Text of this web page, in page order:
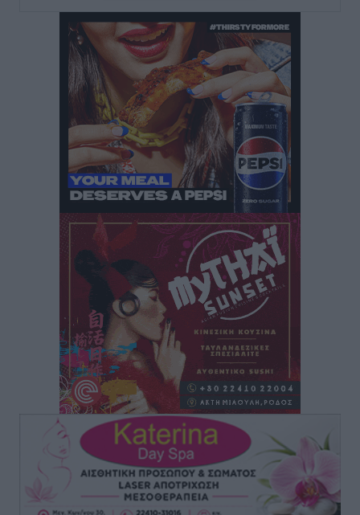
Δεύτερη πηγή εισοδήματος για τους επαγγελματίες
ψαράδες ο αλιευτικός τουρισμός
Ειδήσεις• πριν 2 ώρες
Ακαθάριστα οικόπεδα: Τι γίνεται όταν ο ιδιοκτήτης
δεν τα καθαρίσει – Πώς κινούνται δήμοι και ΠΣ,
ποιος πληρώνει τον λογαριασμό
Τοπικές Ειδήσεις• πριν 3 ώρες
Πού κινούνται οι κρατήσεις last minute σε Ελλάδα
από Γερμανούς
πριν 3 ώρες
Οδηγός στη Ρόδο τράκαρε σταθμευμένο αυτοκίνητο,
παρέσυρε 72χρονο και διέφυγε
Τοπικές Ειδήσεις• πριν 3 ώρες
Το νέο Ειδικό Χωροταξικό για τον Τουρισμό
ξανασχεδιάζει τον επενδυτικό χάρτη της Ρόδου
Τοπικές Ειδήσεις πριν 4 ώρες
Γιάννης Βασιλάκης: «Η Πρωτοβάθμια Φροντίδα
Υγείας πρέπει να φτάνει σε κάθε γωνιά – Ενισχύουμε